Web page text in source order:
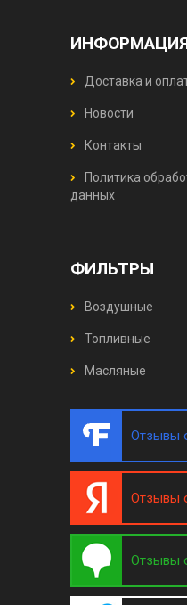
Доставка и
Новости
Контакты
Политика
данных
ФИЛЬТРЫ
Воздушные
Топливные
Масляные
Отзывы
Отзывы
Отзывы